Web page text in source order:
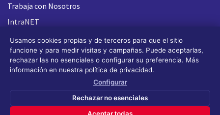
Trabaja con Nosotros
IntraNET
Usamos cookies propias y de terceros para que el sitio
funcione y para medir visitas y campañas. Puede aceptarlas,
rechazar las no esenciales o configurar su preferencia. Más
información en nuestra política de privacidad.
Configurar
Rechazar no esenciales